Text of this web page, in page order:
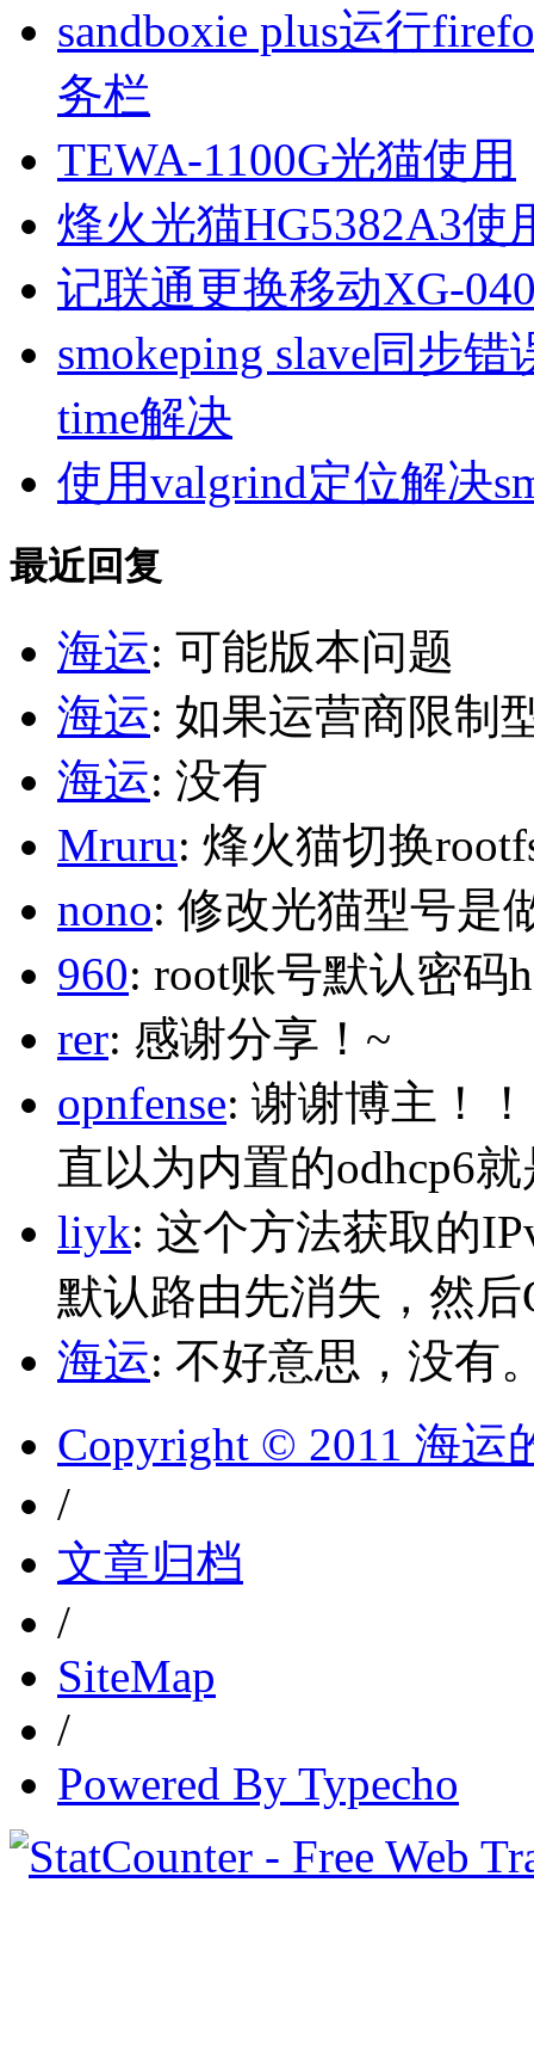
sandboxie plus运行
务栏
TEWA-1100G光猫使用
烽火光猫HG5382A3使
记联通更换移动XG-
smokeping slave同步错
time解决
使用valgrind定位解决
最近回复
海运: 可能版本问题
海运: 如果运营商限制
海运: 没有
Mruru: 烽火猫切换
nono: 修改光猫型号是
960: root账号默认密码
rer: 感谢分享！~
opnfense: 谢谢博主！
直以为内置的odhcp6
liyk: 这个方法获取的
默认路由先消失，然
海运: 不好意思，没有
Copyright © 2011 海运
/
文章归档
/
SiteMap
/
Powered By Typecho